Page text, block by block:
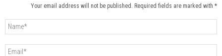
Your email address will not be published. Required fields are marked with *